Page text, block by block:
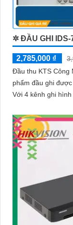
✲ ĐẦU GHI IDS-
2,785,000 ₫
Đầu thu KTS Công
phẩm đầu ghi
Với 4 kênh ghi